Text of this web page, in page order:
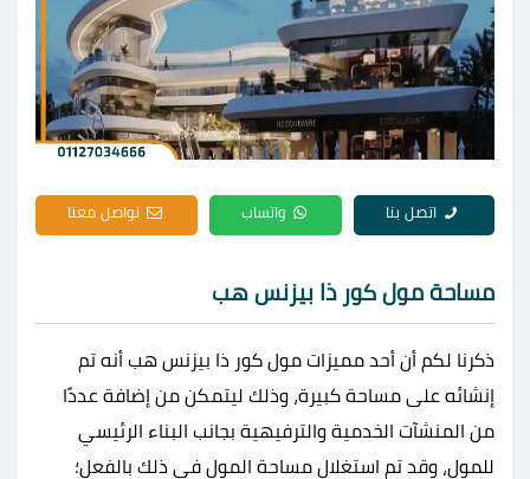
اتصل بنا واتساب تواصل معنا
مساحة مول كور ذا بيزنس هب
ذكرنا لكم أن أحد مميزات مول كور ذا بيزنس هب أنه تم
إنشائه على مساحة كبيرة، وذلك ليتمكن من إضافة عددًا
من المنشآت الخدمية والترفيهية بجانب البناء الرئيسي
للمول، وقد تم استغلال مساحة المول في ذلك بالفعل؛